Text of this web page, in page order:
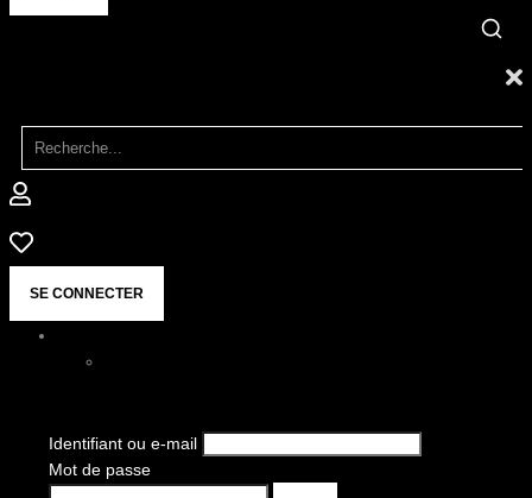
SE CONNECTER
Identifiant ou e-mail
Mot de passe